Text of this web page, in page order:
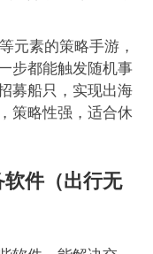
元素的策略手游，
步都能触发随机事
募船只，实现出海
策略性强，适合休
件（出行无